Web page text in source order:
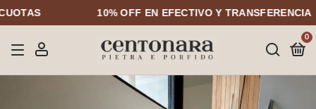
10% OFF EN EFECTIVO Y TRANSFERENCIA
0